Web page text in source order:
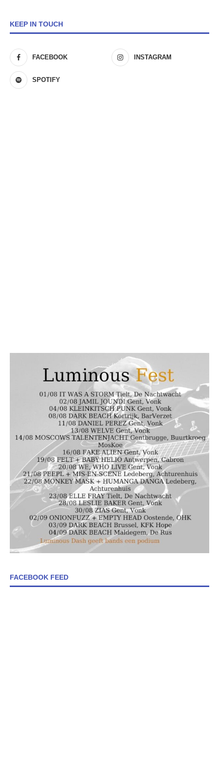
KEEP IN TOUCH
FACEBOOK INSTAGRAM
SPOTIFY
FACEBOOK FEED